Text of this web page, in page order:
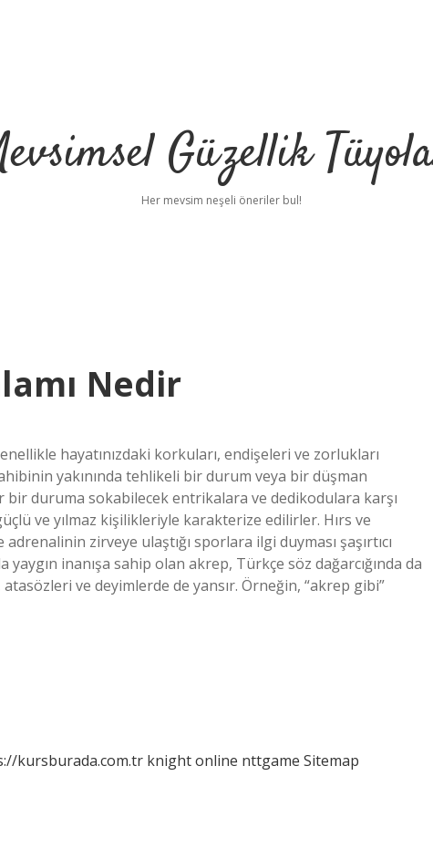
Güzellik
Her mevsim neşeli öneriler bul!
Nedir
hayatınızdaki korkuları, endişeleri ve zorlukları
yakınında tehlikeli bir durum veya bir düşman
duruma sokabilecek entrikalara ve dedikodulara karşı
ve yılmaz kişilikleriyle karakterize edilirler. Hırs ve
zirveye ulaştığı sporlara ilgi duyması şaşırtıcı
inanışa sahip olan akrep, Türkçe söz dağarcığında da
atasözleri ve deyimlerde de yansır. Örneğin, “akrep gibi”
kursburada.com.tr knight online nttgame Sitemap